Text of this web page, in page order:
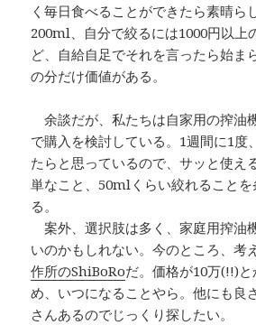
く毎日食べることができたら素晴ら
200ml、自分で絞るには1000円以上
ど、自給自足でそれを言ったら始ま
の分だけ価値がある。
余談だが、私たちは自家用の搾油
で購入を検討している。1週間に1度
たらと思っているので、サッと使え
単なこと、50mlくらい絞れること
る。
案外、選択肢は多く、家庭用搾油
いのかもしれない。今のところ、考
作所のShiBoRoだ。価格が10万(!!)
め、いつになることやら。他にも良
さんあるのでじっくり探したい。